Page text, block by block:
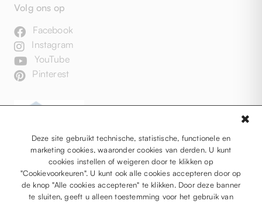
Volg ons op
Facebook
Instagram
YouTube
Pinterest
Deze site gebruikt technische, statistische, functionele en
marketing cookies, waaronder cookies van derden. U kunt
cookies instellen of weigeren door te klikken op
"Cookievoorkeuren". U kunt ook alle cookies accepteren door op
de knop "Alle cookies accepteren" te klikken. Door deze banner
te sluiten, geeft u alleen toestemming voor het gebruik van
✖